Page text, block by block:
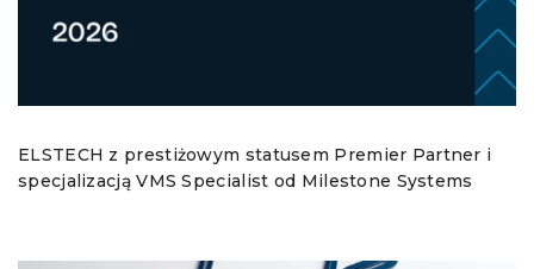
ELSTECH z prestiżowym statusem Premier Partner i
specjalizacją VMS Specialist od Milestone Systems